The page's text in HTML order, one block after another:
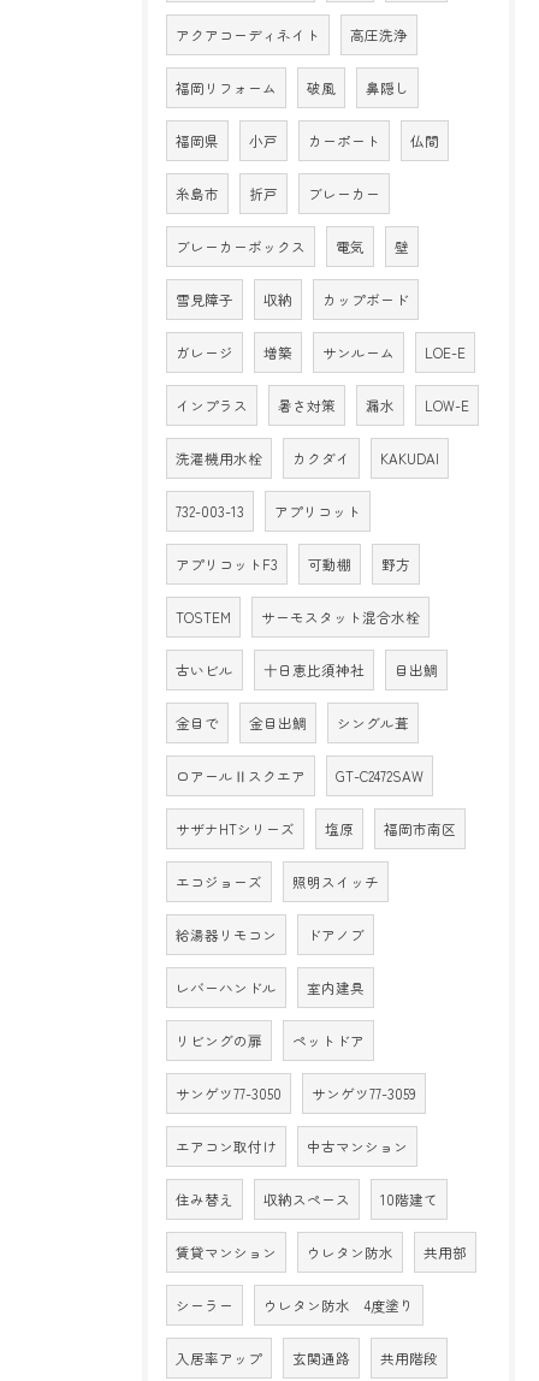
アクアコーディネイト 高圧洗浄
福岡リフォーム 破風 鼻隠し
福岡県 小戸 カーポート 仏間
糸島市 折戸 ブレーカー
ブレーカーボックス 電気 壁
雪見障子 収納 カップボード
ガレージ 増築 サンルーム LOE-E
インプラス 暑さ対策 漏水 LOW-E
洗濯機用水栓 カクダイ KAKUDAI
732-003-13 アプリコット
アプリコットF3 可動棚 野方
TOSTEM サーモスタット混合水栓
古いビル 十日恵比須神社 目出鯛
金目で 金目出鯛 シングル葺
ロアールⅡスクエア GT-C2472SAW
サザナHTシリーズ 塩原 福岡市南区
エコジョーズ 照明スイッチ
給湯器リモコン ドアノブ
レバーハンドル 室内建具
リビングの扉 ペットドア
サンゲツ77-3050 サンゲツ77-3059
エアコン取付け 中古マンション
住み替え 収納スペース 10階建て
賃貸マンション ウレタン防水 共用部
シーラー ウレタン防水 4度塗り
入居率アップ 玄関通路 共用階段